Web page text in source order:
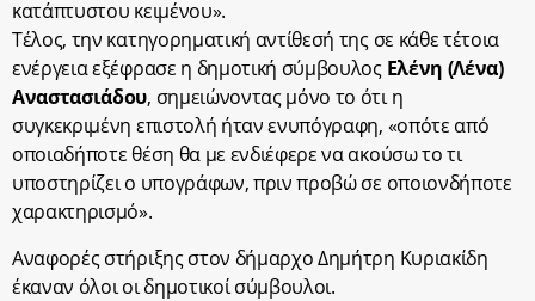
κατάπτυστου κειμένου».
Τέλος, την κατηγορηματική αντίθεσή της σε κάθε τέτοια
ενέργεια εξέφρασε η δημοτική σύμβουλος Ελένη (Λένα)
Αναστασιάδου, σημειώνοντας μόνο το ότι η
συγκεκριμένη επιστολή ήταν ενυπόγραφη, «οπότε από
οποιαδήποτε θέση θα με ενδιέφερε να ακούσω το τι
υποστηρίζει ο υπογράφων, πριν προβώ σε οποιονδήποτε
χαρακτηρισμό».
Αναφορές στήριξης στον δήμαρχο Δημήτρη Κυριακίδη
έκαναν όλοι οι δημοτικοί σύμβουλοι.